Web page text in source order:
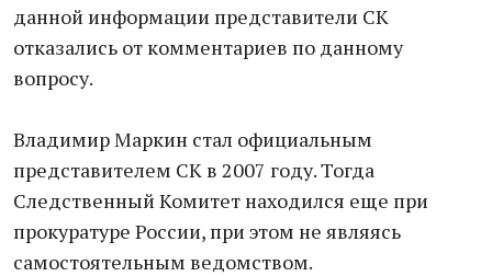
данной информации представители СК
отказались от комментариев по данному
вопросу.
Владимир Маркин стал официальным
представителем СК в 2007 году. Тогда
Следственный Комитет находился еще при
прокуратуре России, при этом не являясь
самостоятельным ведомством.